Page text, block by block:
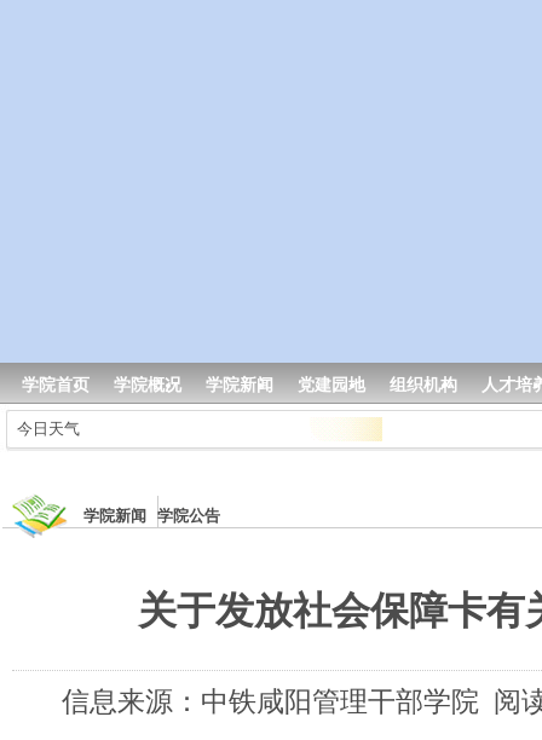
学院首页 学院概况 学院新闻 党建园地 组织机构 人才培
今日天气
学院新闻 学院公告
关于发放社会保障卡有
信息来源：中铁咸阳管理干部学院 阅